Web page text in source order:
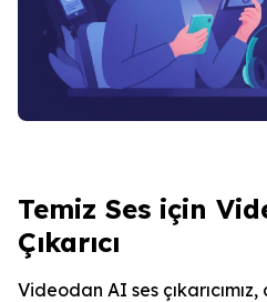
Temiz Ses için
Çıkarıcı
Videodan AI ses